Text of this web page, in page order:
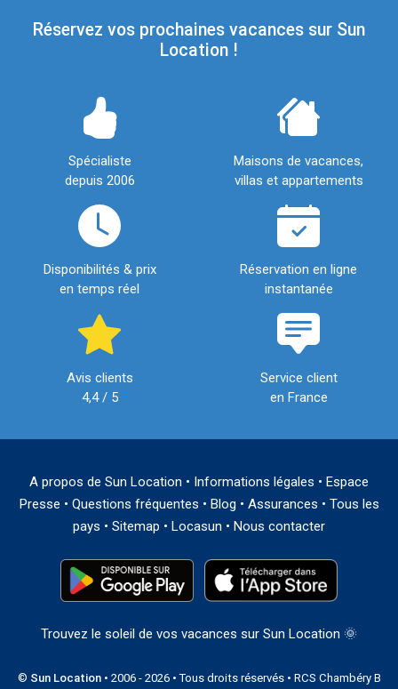
Réservez vos prochaines vacances sur Sun
Location !
Spécialiste
depuis 2006
Maisons de vacances,
villas et appartements
Disponibilités & prix
en temps réel
Réservation en ligne
instantanée
Avis clients
4,4 / 5
Service client
en France
A propos de Sun Location • Informations légales • Espace
Presse • Questions fréquentes • Blog • Assurances • Tous les
pays • Sitemap • Locasun • Nous contacter
Trouvez le soleil de vos vacances sur Sun Location 🌞
© Sun Location• 2006 - 2026 • Tous droits réservés • RCS Chambéry B